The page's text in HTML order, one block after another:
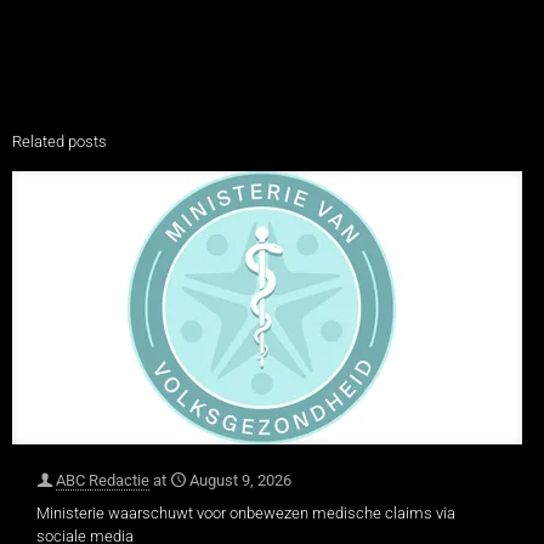
Related posts
ABC Redactie at
August 9, 2026
Ministerie waarschuwt voor onbewezen medische claims via
sociale media